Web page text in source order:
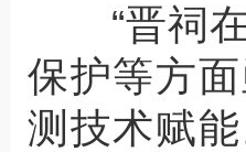
“晋祠在
保护等方
测技术赋